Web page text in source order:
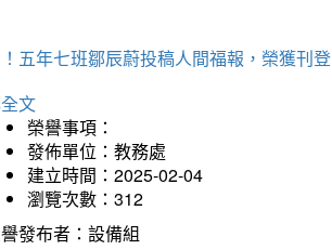
五年七班鄒辰蔚投稿人間福報，榮獲刊登
文
榮譽事項：
發佈單位：教務處
建立時間：2025-02-04
瀏覽次數：312
發布者：設備組